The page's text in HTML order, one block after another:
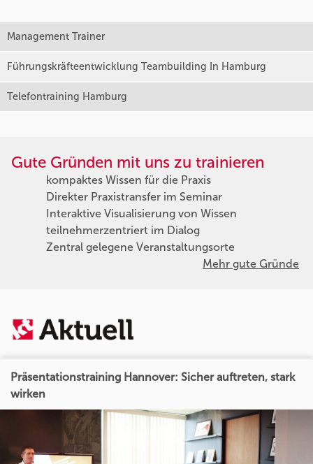
Management Trainer
Führungskräfteentwicklung Teambuilding In Hamburg
Telefontraining Hamburg
Gute Gründen mit uns zu trainieren
kompaktes Wissen für die Praxis
Direkter Praxistransfer im Seminar
Interaktive Visualisierung von Wissen
teilnehmerzentriert im Dialog
Zentral gelegene Veranstaltungsorte
Mehr gute Gründe
Präsentationstraining Hannover: Sicher auftreten, stark
wirken